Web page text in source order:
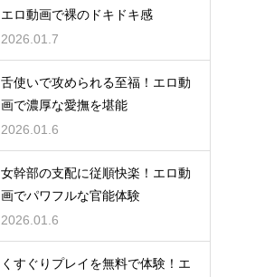
エロ動画で裸のドキドキ感
2026.01.7
舌使いで攻められる至福！エロ動
画で濃厚な愛撫を堪能
2026.01.6
女幹部の支配に従順快楽！エロ動
画でパワフルな官能体験
2026.01.6
くすぐりプレイを無料で体験！エ